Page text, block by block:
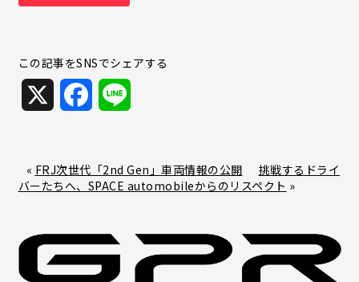
この記事をSNSでシェアする
e
o
e
« FRJ次世代「2nd Gen」車両情報の公開
挑戦するドライ
バーたちへ、SPACE automobileからのリスペクト »